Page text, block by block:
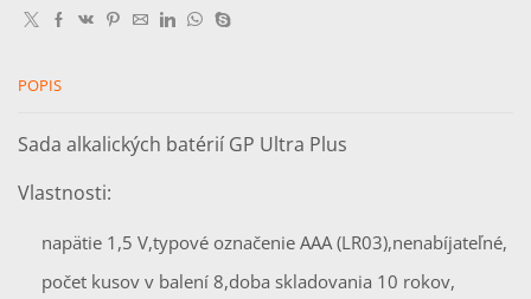
batérie
POPIS
Sada alkalických batérií GP Ultra Plus
Vlastnosti:
napätie 1,5 V,typové označenie AAA (LR03),nenabíjateľné,
počet kusov v balení 8,doba skladovania 10 rokov,